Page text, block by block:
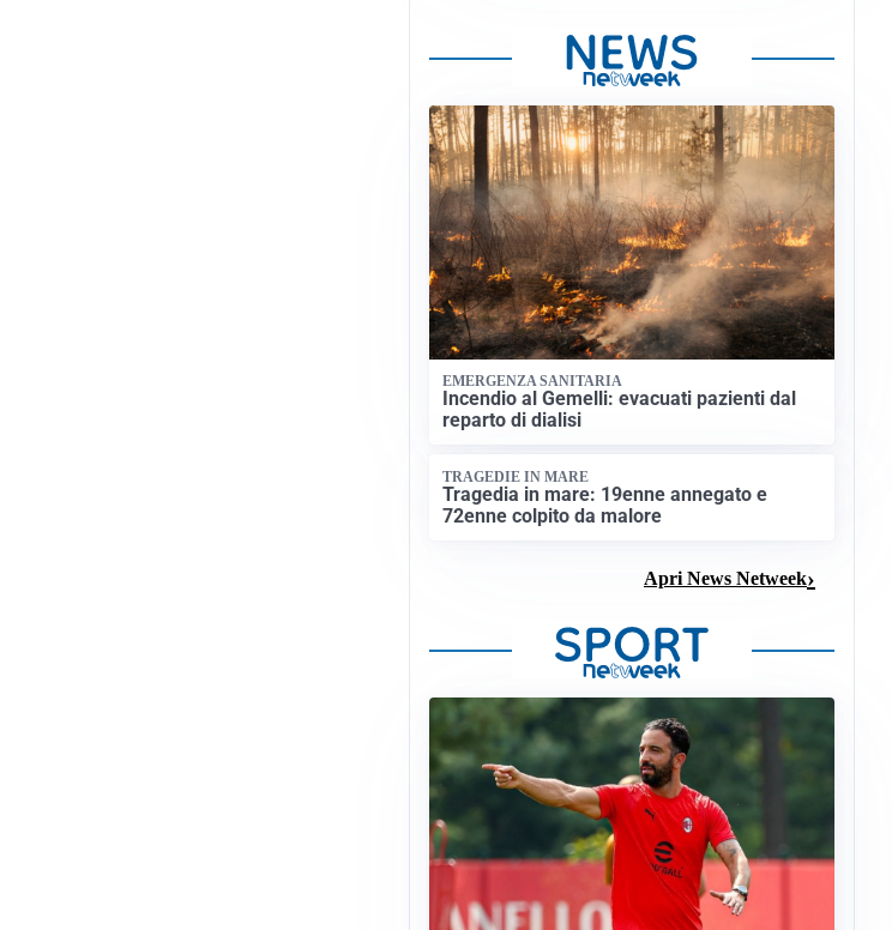
EMERGENZA SANITARIA
Incendio al Gemelli: evacuati pazienti dal
reparto di dialisi
TRAGEDIE IN MARE
Tragedia in mare: 19enne annegato e
72enne colpito da malore
Apri News Netweek